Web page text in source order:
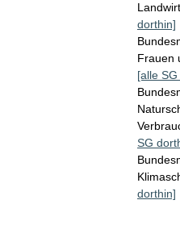
dorthin]
Frauen
[alle
SG
dorthin]